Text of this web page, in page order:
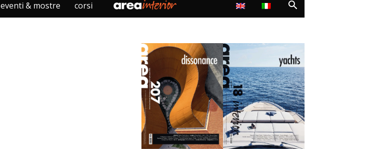
eventi & mostre corsi